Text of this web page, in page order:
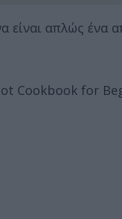
είναι απλώς ένα
Cookbook for